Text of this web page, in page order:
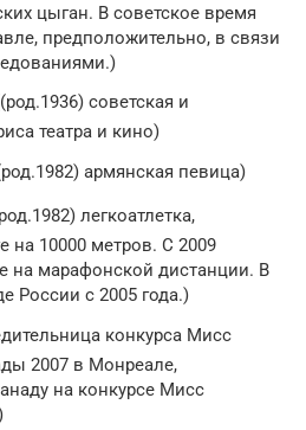
цыган. В советское время
предположительно, в связи
советская и
театра и кино)
армянская певица)
легкоатлетка,
на 10000 метров. С 2009
на марафонской дистанции. В
России с 2005 года.)
конкурса Мисс
2007 в Монреале,
на конкурсе Мисс